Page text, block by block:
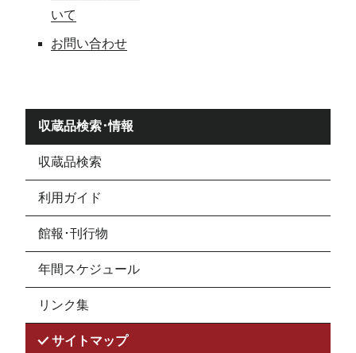
いて
お問い合わせ
収蔵品検索･情報
収蔵品検索
利用ガイド
館報･刊行物
年間スケジュール
リンク集
サイトマップ